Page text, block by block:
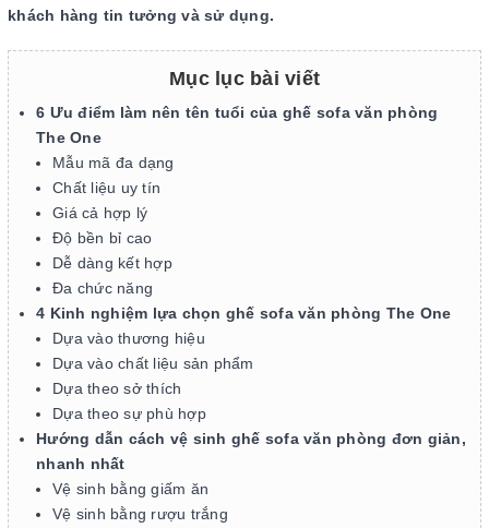
khách hàng tin tưởng và sử dụng.
Mục lục bài viết
6 Ưu điểm làm nên tên tuổi của ghế sofa văn phòng
The One
Mẫu mã đa dạng
Chất liệu uy tín
Giá cả hợp lý
Độ bền bỉ cao
Dễ dàng kết hợp
Đa chức năng
4 Kinh nghiệm lựa chọn ghế sofa văn phòng The One
Dựa vào thương hiệu
Dựa vào chất liệu sản phẩm
Dựa theo sở thích
Dựa theo sự phù hợp
Hướng dẫn cách vệ sinh ghế sofa văn phòng đơn giản,
nhanh nhất
Vệ sinh bằng giấm ăn
Vệ sinh bằng rượu trắng